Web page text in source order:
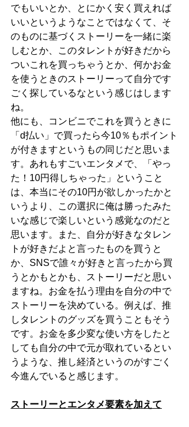
でもいいとか、とにかく安く買えれば
いいというようなことではなくて、そ
のものに基づくストーリーを一緒に楽
しむとか、このタレントが好きだから
ついこれを買っちゃうとか、何かお金
を使うときのストーリーって自分です
ごく探しているなという感じはします
ね。
他にも、コンビニでこれを買うときに
「d払い」で買ったら今10％もポイント
が付きますというもの同じだと思いま
す。あれもすごいエンタメで、「やっ
た！10円得しちゃった」ということ
は、本当にその10円が欲しかったかと
いうより、この選択に俺は勝ったみた
いな感じで楽しいという感覚なのだと
思います。また、自分が好きなタレン
トが好きだよと言ったものを買うと
か、SNSで誰々が好きと言ったから買
うとかもとかも、ストーリーだと思い
ますね。お金を払う理由を自分の中で
ストーリーを決めている。例えば、推
しタレントのグッズを買うこともそう
です。お金を多少変な使い方をしたと
しても自分の中で元が取れているとい
うような、推し経済というのがすごく
今進んでいると感じます。
ストーリーとエンタメ要素を加えて